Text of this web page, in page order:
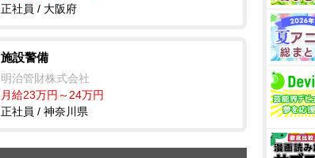
正社員 / 大阪府
施設警備
明治管財株式会社
月給23万円～24万円
正社員 / 神奈川県